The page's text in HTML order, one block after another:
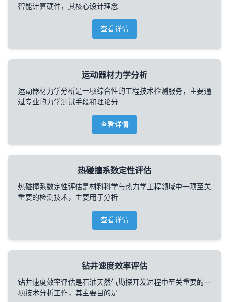
智能计算硬件，其核心设计理念
查看详情
运动器材力学分析
运动器材力学分析是一项综合性的工程技术检测服务，主要通
过专业的力学测试手段和理论分
查看详情
热碰撞系数定性评估
热碰撞系数定性评估是材料科学与热力学工程领域中一项至关
重要的检测技术，主要用于分析
查看详情
钻井速度效率评估
钻井速度效率评估是石油天然气勘探开发过程中至关重要的一
项技术分析工作，其主要目的是